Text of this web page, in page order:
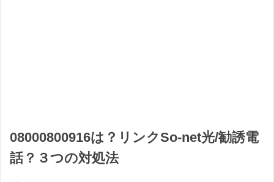
08000800916は？リンクSo-net光/勧誘電
話？３つの対処法